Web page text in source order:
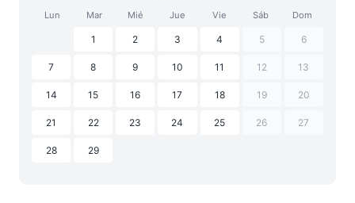
Lun Mar Mié Jue Vie Sáb Dom
1 2 3 4 5 6
7 8 9 10 11 12 13
14 15 16 17 18 19 20
21 22 23 24 25 26 27
28 29